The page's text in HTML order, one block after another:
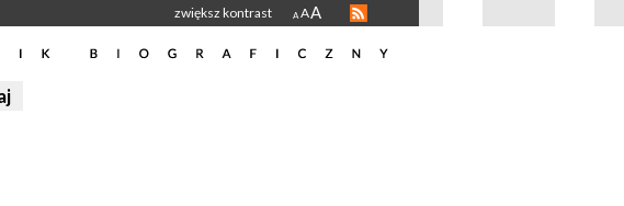
zwiększ kontrast A AA